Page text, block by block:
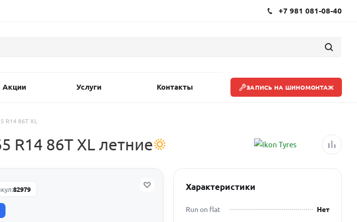
+7 981 081-08-40
Акции Услуги Контакты ЗАПИСЬ НА ШИНОМОНТАЖ
R14 86T XL
R14 86T XL летние
82979 Характеристики
Run on flat
Нет